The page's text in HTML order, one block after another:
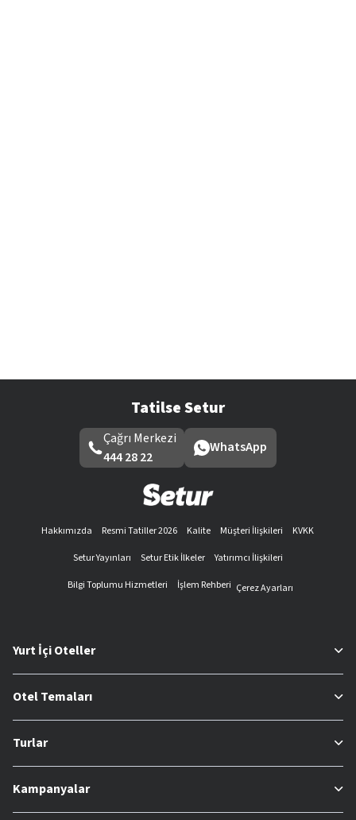
Tatilse Setur
Çağrı Merkezi
444 28 22
WhatsApp
Hakkımızda Resmi Tatiller 2026 Kalite Müşteri İlişkileri
KVKK
Setur Yayınları
Setur Etik İlkeler
Yatırımcı İlişkileri
Bilgi Toplumu Hizmetleri
İşlem Rehberi Çerez Ayarları
Yurt İçi Oteller
Otel Temaları
Turlar
Kampanyalar